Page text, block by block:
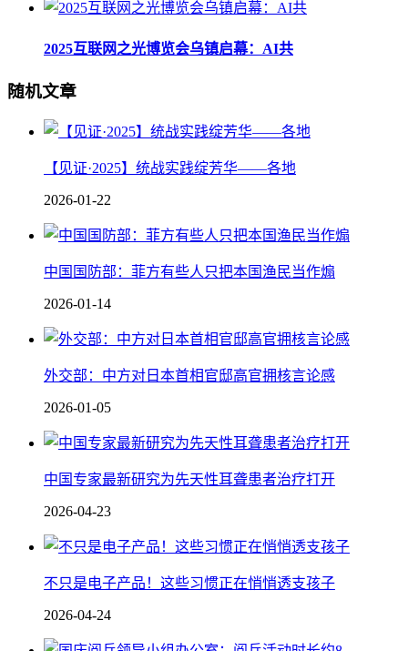
2025互联网之光博览会乌镇启幕：AI共
随机文章
【见证·2025】统战实践绽芳华——各地
2026-01-22
中国国防部：菲方有些人只把本国渔民当作煽
2026-01-14
外交部：中方对日本首相官邸高官拥核言论感
2026-01-05
中国专家最新研究为先天性耳聋患者治疗打开
2026-04-23
不只是电子产品！这些习惯正在悄悄透支孩子
2026-04-24